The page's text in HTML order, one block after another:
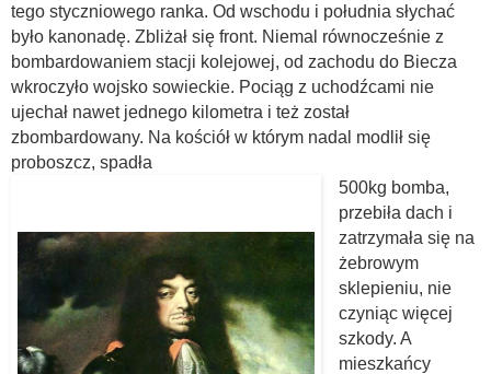
tego styczniowego ranka. Od wschodu i południa słychać
było kanonadę. Zbliżał się front. Niemal równocześnie z
bombardowaniem stacji kolejowej, od zachodu do Biecza
wkroczyło wojsko sowieckie. Pociąg z uchodźcami nie
ujechał nawet jednego kilometra i też został
zbombardowany. Na kościół w którym nadal modlił się
proboszcz, spadła
500kg bomba,
przebiła dach i
zatrzymała się na
żebrowym
sklepieniu, nie
czyniąc więcej
szkody. A
mieszkańcy